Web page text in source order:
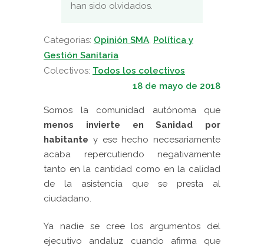
han sido olvidados.
Categorias: Opinión SMA, Política y
Gestión Sanitaria
Colectivos: Todos los colectivos
18 de mayo de 2018
Somos la comunidad autónoma que
menos invierte en Sanidad por
habitante y ese hecho necesariamente
acaba repercutiendo negativamente
tanto en la cantidad como en la calidad
de la asistencia que se presta al
ciudadano.
Ya nadie se cree los argumentos del
ejecutivo andaluz cuando afirma que